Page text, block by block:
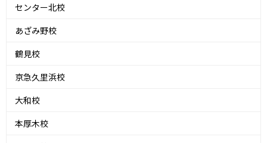
センター北校
あざみ野校
鶴見校
京急久里浜校
大和校
本厚木校